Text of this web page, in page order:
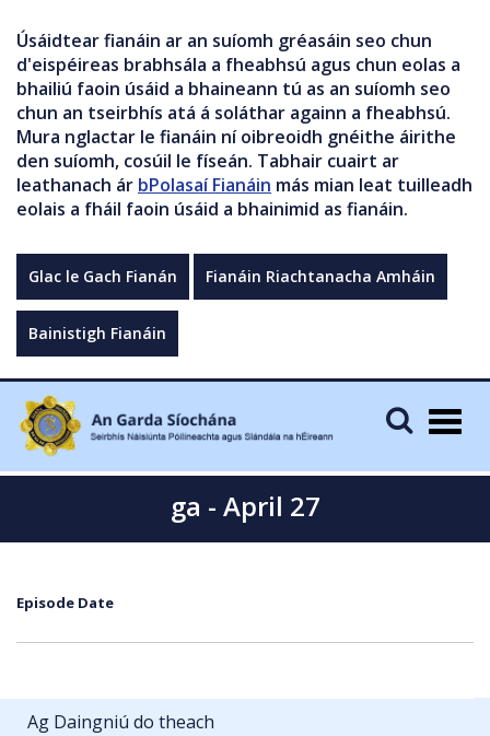
Úsáidtear fianáin ar an suíomh gréasáin seo chun
d'eispéireas brabhsála a fheabhsú agus chun eolas a
bhailiú faoin úsáid a bhaineann tú as an suíomh seo
chun an tseirbhís atá á soláthar againn a fheabhsú.
Mura nglactar le fianáin ní oibreoidh gnéithe áirithe
den suíomh, cosúil le físeán. Tabhair cuairt ar
leathanach ár bPolasaí Fianáin más mian leat tuilleadh
eolais a fháil faoin úsáid a bhainimid as fianáin.
Glac le Gach Fianán Fianáin Riachtanacha Amháin
Bainistigh Fianáin
ga - April 27
Episode Date
Ag Daingniú do theach